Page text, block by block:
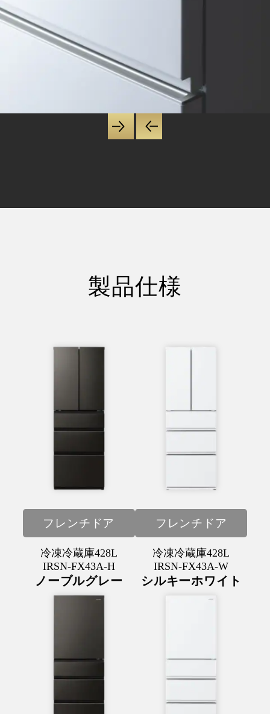
製品仕様
フレンチドア
冷凍冷蔵庫428L
IRSN-FX43A-H
ノーブルグレー
フレンチドア
冷凍冷蔵庫428L
IRSN-FX43A-W
シルキーホワイト